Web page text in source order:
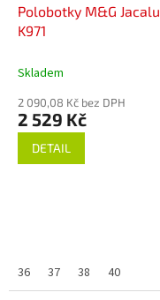
Polobotky M&G Jacalu
K971
Skladem
2 090,08 Kč bez DPH
2 529 Kč
DETAIL
36 37 38 40